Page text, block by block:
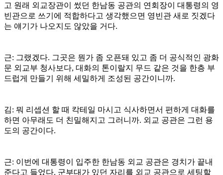
고 원래 외교장관이 썼던 한남동 공관의 연회장이 대통령의 영
빈관으로 쓰기에 적합하다고 생각했으면 영빈관 새로 짓겠다
는 얘기가 나오지도 않았을 거다.
근: 그랬겠다. 그곳은 뭔가 좀 오픈돼 있고 좀 더 공식적인 광화
문 외교부 청사보다, 대화의 톤이랄지 무드 같은 것을 한층 부
드럽게 만들기 위해 세밀하게 조성된 공간이니까.
김: 뭐 리셉션 할 때 칵테일 마시고 식사하면서 편하게 대화를
하면 아무래도 더 친밀해지고 그러니까. 외교 공관은 그런 용
도의 공간이다.
근: 이번에 대통령이 입주한 한남동 외교 공관은 경치가 끝내
준다고 들었다. 군부대가 있던 자리를 외교 공관으로 세팅할